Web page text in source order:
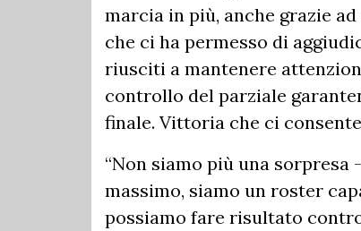
marcia in più, anche grazie
che ci ha permesso di
riusciti a mantenere
controllo del parziale
finale. Vittoria che ci
“Non siamo più una sorpresa
massimo, siamo un roster
possiamo fare risultato